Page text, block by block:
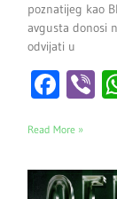
poznatijeg kao
avgusta donosi
odvijati u
Read More »